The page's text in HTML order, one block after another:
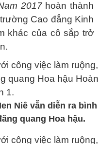
2017hoàn thành
Cao đẳng Kinh
khác của cô sắp trở
Niê vẫn diễn ra bình
quang Hoa hậu.